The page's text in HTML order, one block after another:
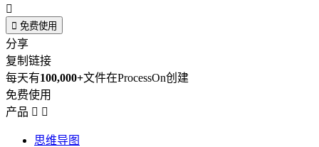

 免费使用
分享
复制链接
每天有100,000+文件在ProcessOn创建
免费使用
产品  
思维导图